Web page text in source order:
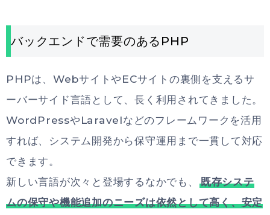
バックエンドで需要のあるPHP
PHPは、WebサイトやECサイトの裏側を支えるサ
ーバーサイド言語として、長く利用されてきました。
WordPressやLaravelなどのフレームワークを活用
すれば、システム開発から保守運用まで一貫して対応
できます。
新しい言語が次々と登場するなかでも、
既存システ
ムの保守や機能追加のニーズは依然として高く、安定